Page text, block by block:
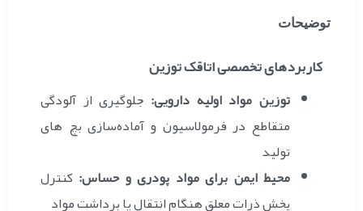
توضیحات
کاربردهای تخصصی اتاقک توزین
توزین مواد اولیه دارویی: جلوگیری از آلودگی
متقاطع در فرمولاسیون و آماده‌سازی بچ های
تولید
محیط ایمن برای مواد پودری و حساس: کنترل
پخش ذرات معلق هنگام انتقال یا برداشت مواد